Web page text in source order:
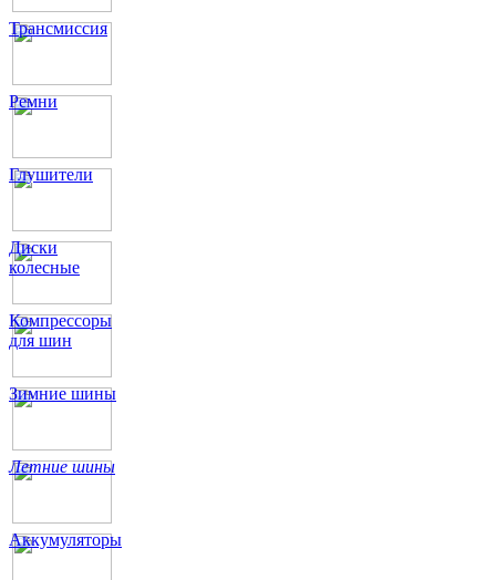
Трансмиссия
Ремни
Глушители
Диски
колесные
Компрессоры
для шин
Зимние шины
Летние шины
Аккумуляторы